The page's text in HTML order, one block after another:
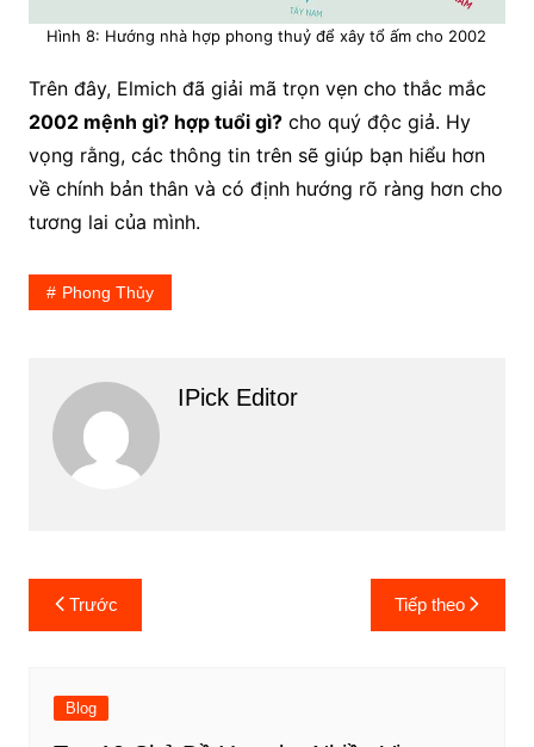
Hình 8: Hướng nhà hợp phong thuỷ để xây tổ ấm cho 2002
Trên đây, Elmich đã giải mã trọn vẹn cho thắc mắc
2002 mệnh gì? hợp tuổi gì?cho quý độc giả. Hy
vọng rằng, các thông tin trên sẽ giúp bạn hiểu hơn
về chính bản thân và có định hướng rõ ràng hơn cho
tương lai của mình.
Phong Thủy
IPick Editor
Điều
hướng
viết
Trước Tiếp theo
Blog